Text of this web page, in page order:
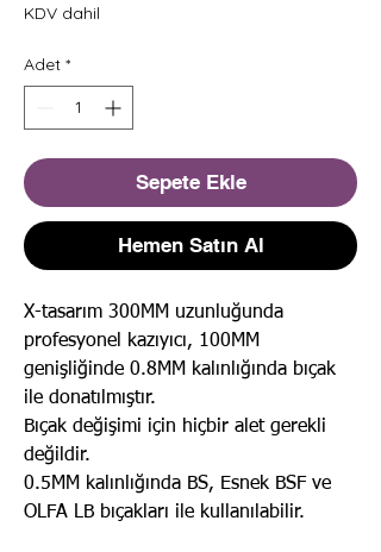
KDV dahil
Adet *
Sepete Ekle
Hemen Satın Al
X-tasarım 300MM uzunluğunda
profesyonel kazıyıcı, 100MM
genişliğinde 0.8MM kalınlığında bıçak
ile donatılmıştır.
Bıçak değişimi için hiçbir alet gerekli
değildir.
0.5MM kalınlığında BS, Esnek BSF ve
OLFA LB bıçakları ile kullanılabilir.